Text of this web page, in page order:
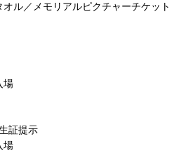
ル／メモリアルピクチャーチケット
場
証提示
場